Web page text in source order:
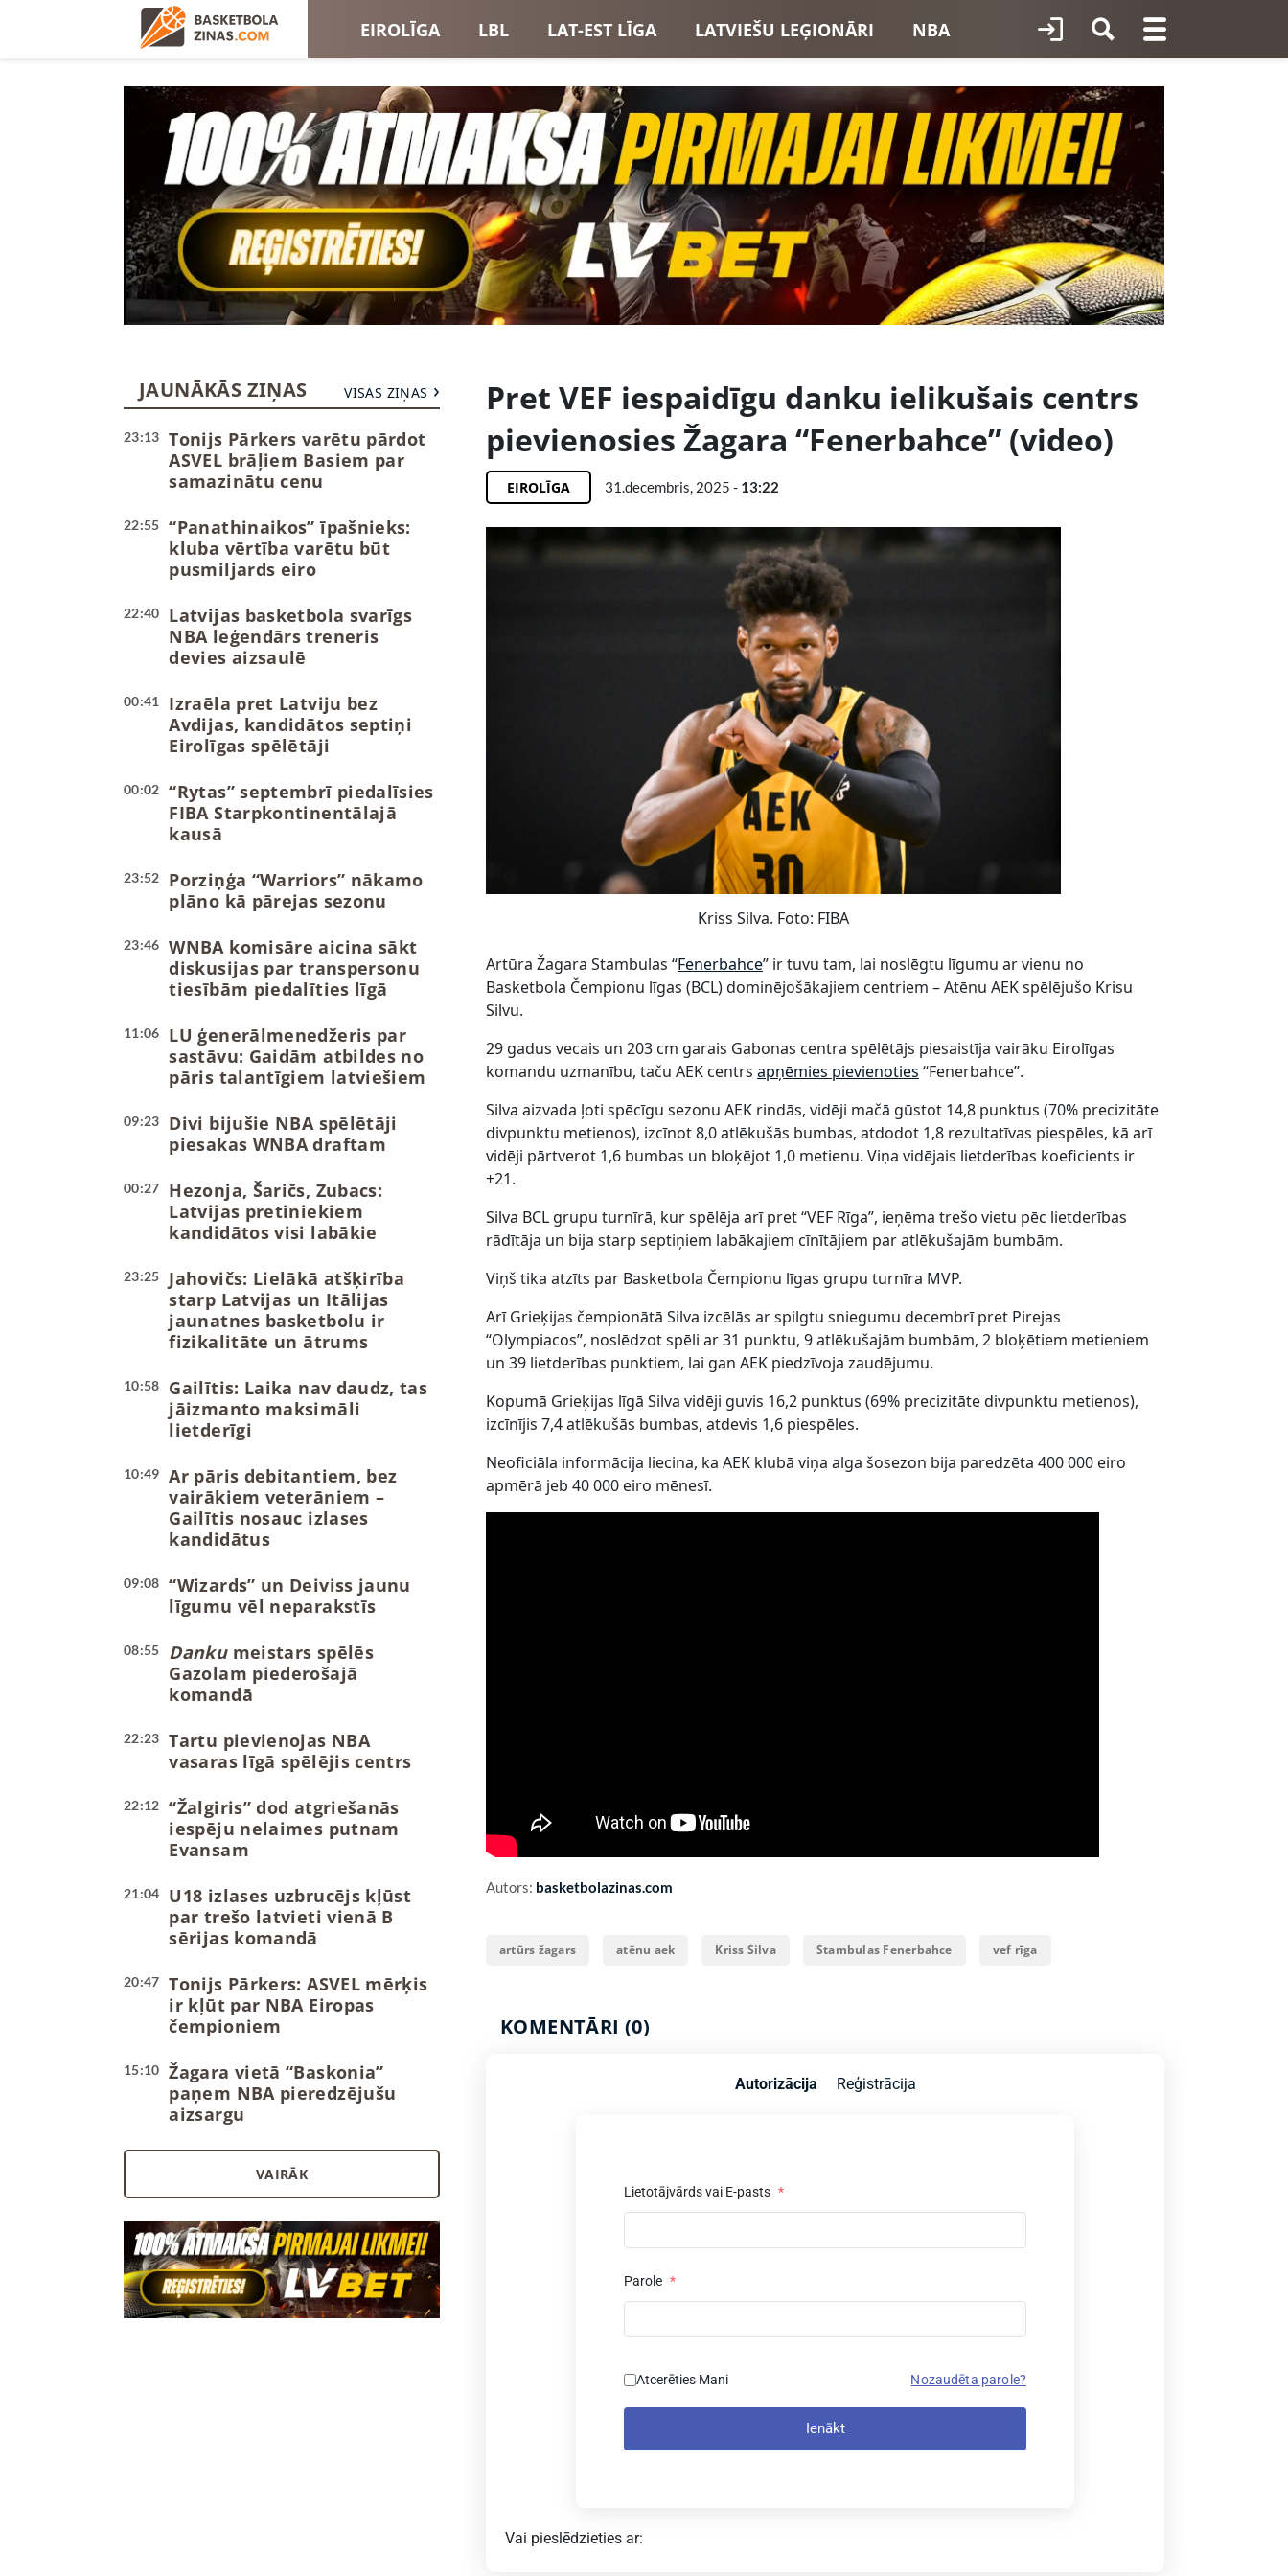
EIROLĪGA LBL LAT-EST LĪGA LATVIEŠU LEĢIONĀRI NBA
EIROKAUSI LATVIJAS IZLASE
JAUNĀKĀS ZIŅAS VISAS ZIŅAS
23:13
Tonijs Pārkers varētu pārdot
ASVEL brāļiem Basiem par
samazinātu cenu
22:55
“Panathinaikos” īpašnieks:
kluba vērtība varētu būt
pusmiljards eiro
22:40
Latvijas basketbola svarīgs
NBA leģendārs treneris
devies aizsaulē
00:41
Izraēla pret Latviju bez
Avdijas, kandidātos septiņi
Eirolīgas spēlētāji
00:02
“Rytas” septembrī piedalīsies
FIBA Starpkontinentālajā
kausā
23:52
Porziņģa “Warriors” nākamo
plāno kā pārejas sezonu
23:46
WNBA komisāre aicina sākt
diskusijas par transpersonu
tiesībām piedalīties līgā
11:06
LU ģenerālmenedžeris par
sastāvu: Gaidām atbildes no
pāris talantīgiem latviešiem
09:23
Divi bijušie NBA spēlētāji
piesakas WNBA draftam
00:27
Hezonja, Šaričs, Zubacs:
Latvijas pretiniekiem
kandidātos visi labākie
23:25
Jahovičs: Lielākā atšķirība
starp Latvijas un Itālijas
jaunatnes basketbolu ir
fizikalitāte un ātrums
10:58
Gailītis: Laika nav daudz, tas
jāizmanto maksimāli
lietderīgi
10:49
Ar pāris debitantiem, bez
vairākiem veterāniem –
Gailītis nosauc izlases
kandidātus
09:08
“Wizards” un Deiviss jaunu
līgumu vēl neparakstīs
08:55 Dankumeistars spēlēs
Gazolam piederošajā
komandā
22:23
Tartu pievienojas NBA
vasaras līgā spēlējis centrs
22:12
“Žalgiris” dod atgriešanās
iespēju nelaimes putnam
Evansam
21:04
U18 izlases uzbrucējs kļūst
par trešo latvieti vienā B
sērijas komandā
20:47
Tonijs Pārkers: ASVEL mērķis
ir kļūt par NBA Eiropas
čempioniem
15:10
Žagara vietā “Baskonia”
paņem NBA pieredzējušu
aizsargu
VAIRĀK
Pret VEF iespaidīgu danku ielikušais centrs
pievienosies Žagara “Fenerbahce” (video)
EIROLĪGA 31.decembris, 2025 - 13:22
Kriss Silva. Foto: FIBA
Artūra Žagara Stambulas “Fenerbahce” ir tuvu tam, lai noslēgtu līgumu ar vienu no
Basketbola Čempionu līgas (BCL) dominējošākajiem centriem – Atēnu AEK spēlējušo Krisu
Silvu.
29 gadus vecais un 203 cm garais Gabonas centra spēlētājs piesaistīja vairāku Eirolīgas
komandu uzmanību, taču AEK centrs apņēmies pievienoties “Fenerbahce”.
Silva aizvada ļoti spēcīgu sezonu AEK rindās, vidēji mačā gūstot 14,8 punktus (70% precizitāte
divpunktu metienos), izcīnot 8,0 atlēkušās bumbas, atdodot 1,8 rezultatīvas piespēles, kā arī
vidēji pārtverot 1,6 bumbas un bloķējot 1,0 metienu. Viņa vidējais lietderības koeficients ir
+21.
Silva BCL grupu turnīrā, kur spēlēja arī pret “VEF Rīga”, ieņēma trešo vietu pēc lietderības
rādītāja un bija starp septiņiem labākajiem cīnītājiem par atlēkušajām bumbām.
Viņš tika atzīts par Basketbola Čempionu līgas grupu turnīra MVP.
Arī Grieķijas čempionātā Silva izcēlās ar spilgtu sniegumu decembrī pret Pirejas
“Olympiacos”, noslēdzot spēli ar 31 punktu, 9 atlēkušajām bumbām, 2 bloķētiem metieniem
un 39 lietderības punktiem, lai gan AEK piedzīvoja zaudējumu.
Kopumā Grieķijas līgā Silva vidēji guvis 16,2 punktus (69% precizitāte divpunktu metienos),
izcīnījis 7,4 atlēkušās bumbas, atdevis 1,6 piespēles.
Neoficiāla informācija liecina, ka AEK klubā viņa alga šosezon bija paredzēta 400 000 eiro
apmērā jeb 40 000 eiro mēnesī.
Autors: basketbolazinas.com
artūrs žagars atēnu aek Kriss Silva Stambulas Fenerbahce vef rīga
KOMENTĀRI (0)
Autorizācija Reģistrācija
Lietotājvārds vai E-pasts *
Parole *
Atcerēties Mani Nozaudēta parole?
Ienākt
Vai pieslēdzieties ar: